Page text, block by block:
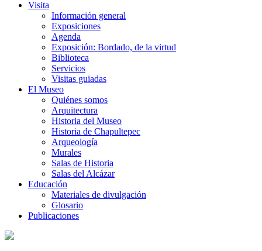
Visita
Información general
Exposiciones
Agenda
Exposición: Bordado, de la virtud
Biblioteca
Servicios
Visitas guiadas
El Museo
Quiénes somos
Arquitectura
Historia del Museo
Historia de Chapultepec
Arqueología
Murales
Salas de Historia
Salas del Alcázar
Educación
Materiales de divulgación
Glosario
Publicaciones